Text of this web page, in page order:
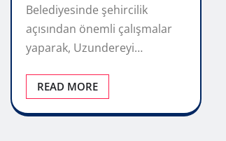
Belediyesinde şehircilik
açısından önemli çalışmalar
yaparak, Uzundereyi…
READ MORE